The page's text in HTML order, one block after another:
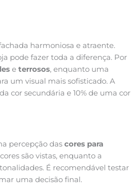
harmoniosa e atraente.
pode fazer toda a diferença. Por
e terrosos, enquanto uma
um visual mais sofisticado. A
cor secundária e 10% de uma cor
percepção das cores para
são vistas, enquanto a
É recomendável testar
uma decisão final.